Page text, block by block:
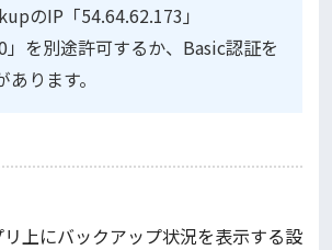
のIP「54.64.62.173」
」を別途許可するか、Basic認証を
ります。
上にバックアップ状況を表示する設